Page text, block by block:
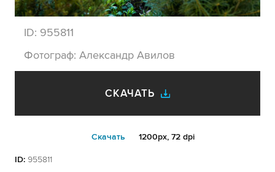
ID: 955811
Фотограф: Александр Авилов
СКАЧАТЬ
Cкачать 1200px, 72 dpi
ID: 955811